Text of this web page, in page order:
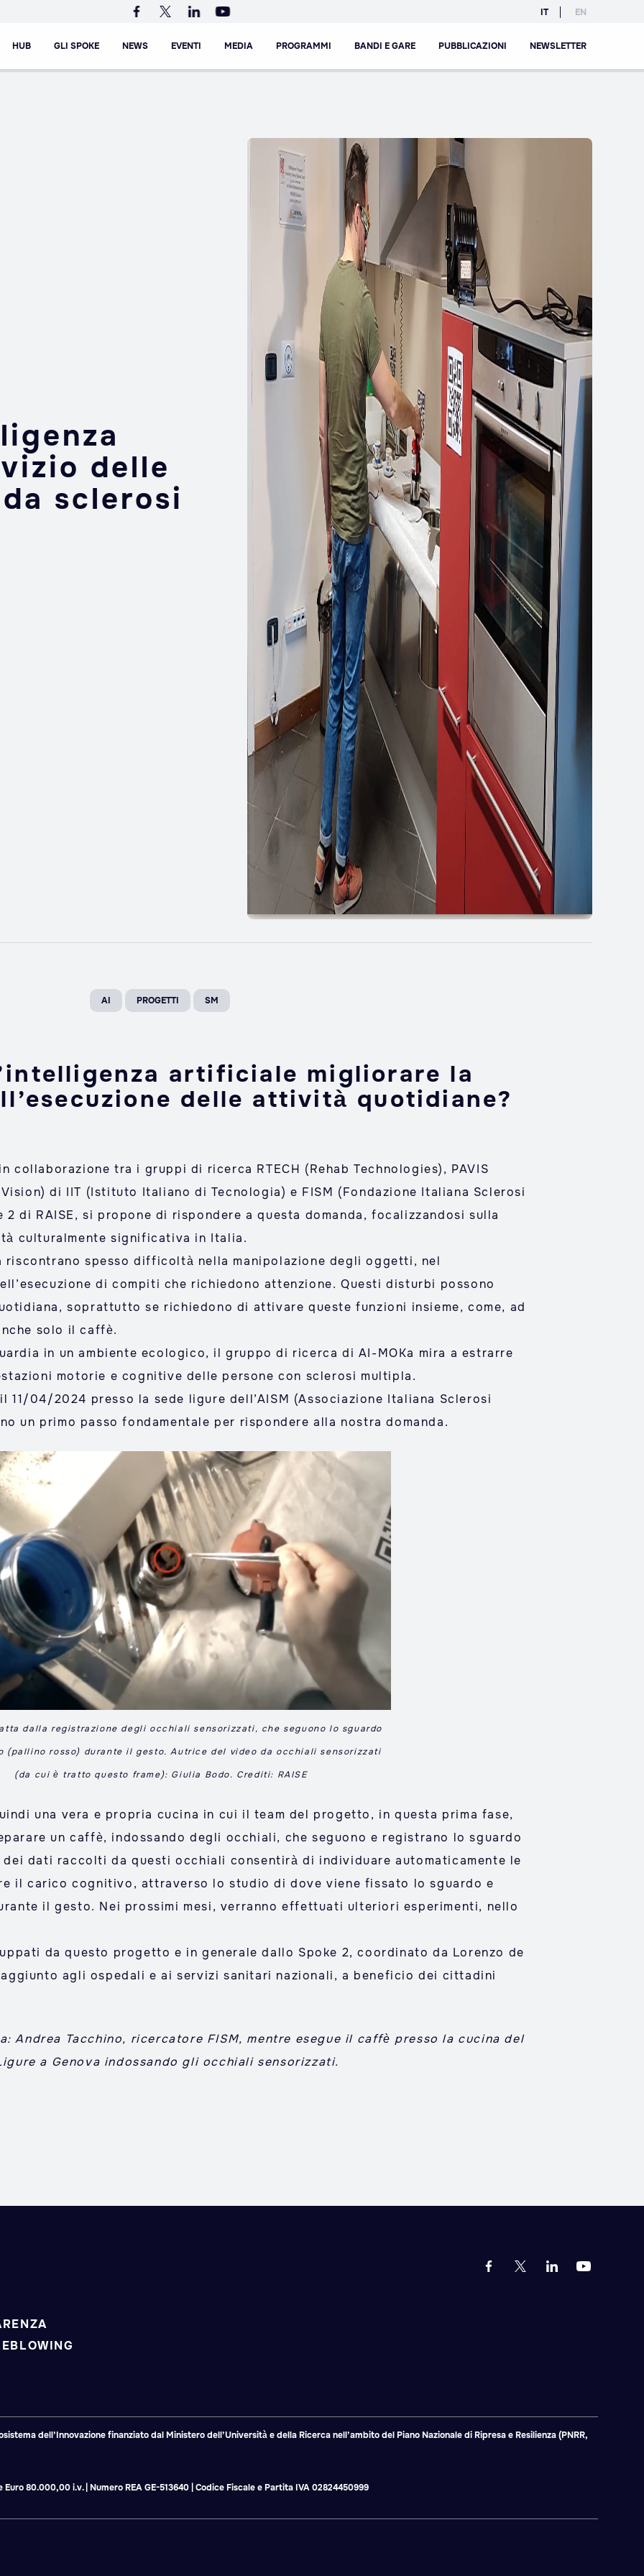
IT EN
HUB GLI SPOKE NEWS EVENTI MEDIA PROGRAMMI BANDI E GARE PUBBLICAZIONI NEWSLETTER
delle
sclerosi
AI PROGETTI SM
artificiale migliorare la
delle attività quotidiane?
collaborazione tra i gruppi di ricerca RTECH (Rehab Technologies), PAVIS
di IIT (Istituto Italiano di Tecnologia) e FISM (Fondazione Italiana Sclerosi
di RAISE, si propone di rispondere a questa domanda, focalizzandosi sulla
culturalmente significativa in Italia.
riscontrano spesso difficoltà nella manipolazione degli oggetti, nel
di compiti che richiedono attenzione. Questi disturbi possono
soprattutto se richiedono di attivare queste funzioni insieme, come, ad
solo il caffè.
in un ambiente ecologico, il gruppo di ricerca di AI-MOKa mira a estrarre
motorie e cognitive delle persone con sclerosi multipla.
11/04/2024 presso la sede ligure dell’AISM (Associazione Italiana Sclerosi
un primo passo fondamentale per rispondere alla nostra domanda.
dalla registrazione degli occhiali sensorizzati, che seguono lo sguardo
(pallino rosso) durante il gesto. Autrice del video da occhiali sensorizzati
(da cui è tratto questo frame): Giulia Bodo. Crediti: RAISE
una vera e propria cucina in cui il team del progetto, in questa prima fase,
un caffè, indossando degli occhiali, che seguono e registrano lo sguardo
dei dati raccolti da questi occhiali consentirà di individuare automaticamente le
il carico cognitivo, attraverso lo studio di dove viene fissato lo sguardo e
il gesto. Nei prossimi mesi, verranno effettuati ulteriori esperimenti, nello
da questo progetto e in generale dallo Spoke 2, coordinato da Lorenzo de
agli ospedali e ai servizi sanitari nazionali, a beneficio dei cittadini
Andrea Tacchino, ricercatore FISM, mentre esegue il caffè presso la cucina del
a Genova indossando gli occhiali sensorizzati.
dell’Innovazione finanziato dal Ministero dell’Università e della Ricerca nell’ambito del Piano Nazionale di Ripresa e Resilienza (PNRR,
Euro 80.000,00 i.v. | Numero REA GE-513640 | Codice Fiscale e Partita IVA 02824450999